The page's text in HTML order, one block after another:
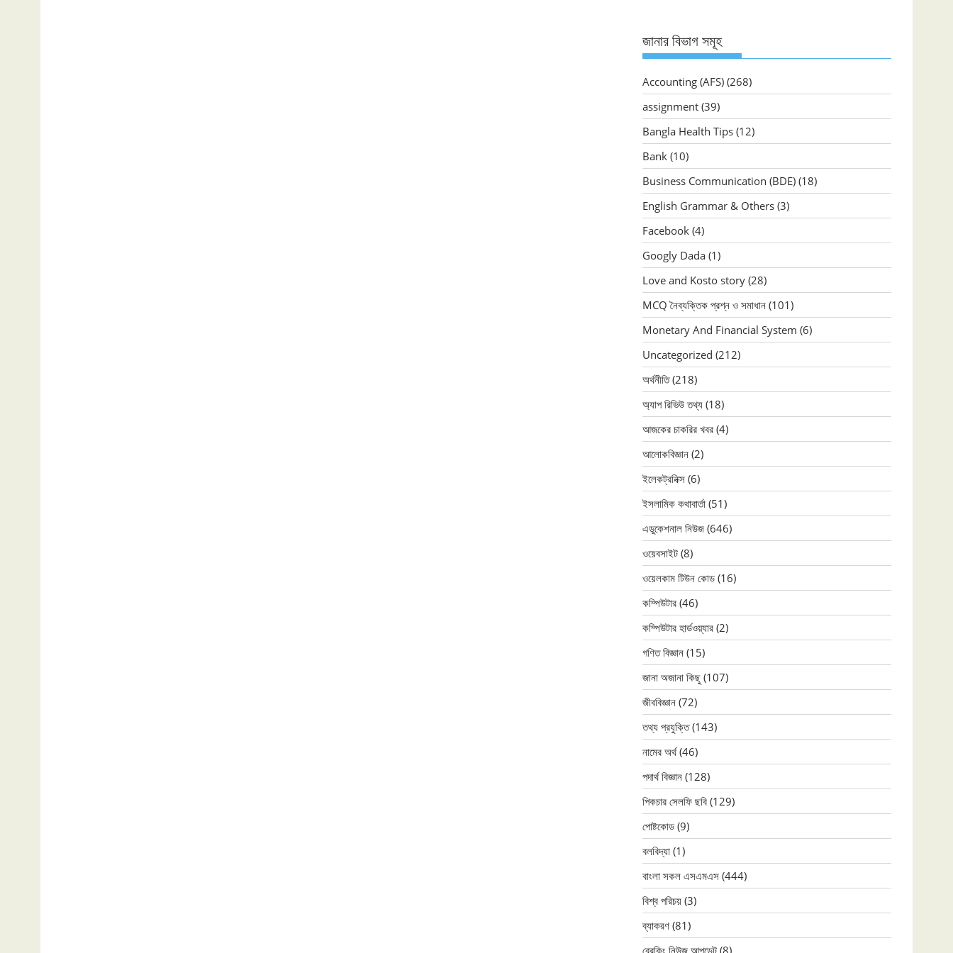
জানার বিভাগ সমূহ
Accounting (AFS) (268)
assignment (39)
Bangla Health Tips (12)
Bank (10)
Business Communication (BDE) (18)
English Grammar & Others (3)
Facebook (4)
Googly Dada (1)
Love and Kosto story (28)
MCQ নৈব্যক্তিক প্রশ্ন ও সমাধান (101)
Monetary And Financial System (6)
Uncategorized (212)
অর্থনীতি(218)
অ্যাপ রিভিউ তথ্য (18)
আজকের চাকরির খবর (4)
আলোকবিজ্ঞান (2)
ইলেকট্রনিক্স (6)
ইসলামিক কথাবার্তা (51)
এডুকেশনাল নিউজ (646)
ওয়েবসাইট (8)
ওয়েলকাম টিউন কোড (16)
কম্পিউটার (46)
কম্পিউটার হার্ডওয়্যার (2)
গণিত বিজ্ঞান (15)
জানা অজানা কিছু (107)
জীববিজ্ঞান (72)
তথ্য প্রযুক্তি(143)
নামের অর্থ(46)
পদার্থ বিজ্ঞান (128)
পিকচার সেলফি ছবি (129)
পোষ্টকোড (9)
বলবিদ্যা (1)
বাংলা সকল এসএমএস (444)
বিশ্ব পরিচয় (3)
ব্যাকরণ (81)
ব্রেকিং নিউজ আপডেট (8)